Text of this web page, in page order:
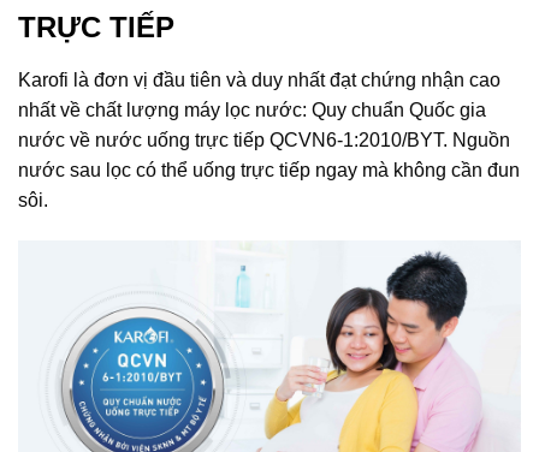
TRỰC TIẾP
Karofi là đơn vị đầu tiên và duy nhất đạt chứng nhận cao
nhất về chất lượng máy lọc nước: Quy chuẩn Quốc gia
nước về nước uống trực tiếp QCVN6-1:2010/BYT. Nguồn
nước sau lọc có thể uống trực tiếp ngay mà không cần đun
sôi.